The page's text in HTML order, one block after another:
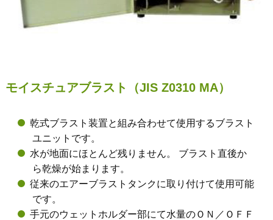
モイスチュアブラスト（JIS Z0310 MA）
乾式ブラスト装置と組み合わせて使用するブラスト
ユニットです。
水が地面にほとんど残りません。 ブラスト直後か
ら乾燥が始まります。
従来のエアーブラストタンクに取り付けて使用可能
です。
手元のウェットホルダー部にて水量のＯＮ／ＯＦＦ